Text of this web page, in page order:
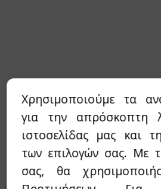
Χρησιμοποιούμε τα
για την απρόσκοπτη
ιστοσελίδας μας και
των επιλογών σας. Με
σας, θα